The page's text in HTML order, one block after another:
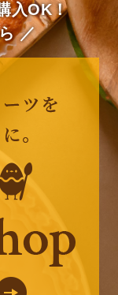
入OK！
／